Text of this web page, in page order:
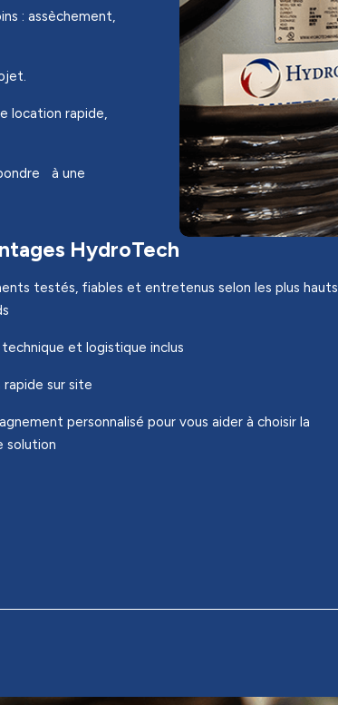
: assèchement,
location rapide,
à une
HydroTech
testés, fiables et entretenus selon les plus hauts
et logistique inclus
rapide sur site
personnalisé pour vous aider à choisir la
solution